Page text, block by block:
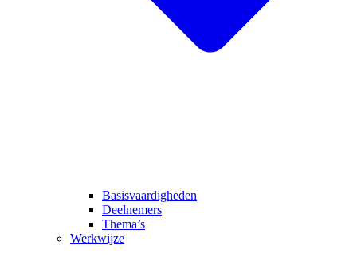
Basisvaardigheden
Deelnemers
Thema’s
Werkwijze